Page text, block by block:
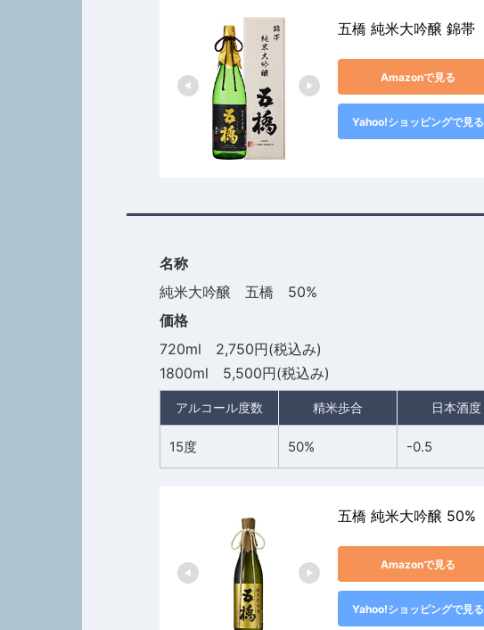
五橋 純米大吟醸 錦帯
Amazonで見る
Yahoo!ショッピングで見る
名称
純米大吟醸 五橋 50%
価格
720ml 2,750円(税込み)
1800ml 5,500円(税込み)
アルコール度数 精米歩合 日本酒度
15度 50% -0.5
五橋 純米大吟醸 50%
Amazonで見る
Yahoo!ショッピングで見る